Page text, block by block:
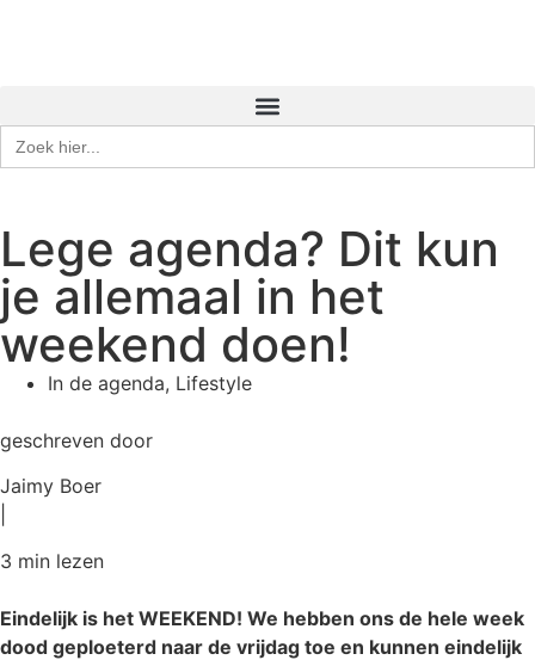
Zoek
naar:
Lege agenda? Dit kun
je allemaal in het
weekend doen!
In de agenda, Lifestyle
geschreven door
Jaimy Boer
3 min lezen
Eindelijk is het WEEKEND! We hebben ons de hele week
dood geploeterd naar de vrijdag toe en kunnen eindelijk